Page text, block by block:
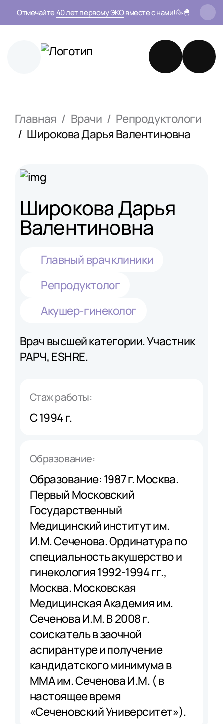
Отмечайте 40 лет первому ЭКОвместе с нами!🥳🐣
Главная Врачи
Репродуктологи
Широкова Дарья Валентиновна
Широкова Дарья
Валентиновна
Главный врач клиники
Репродуктолог
Акушер-гинеколог
Врач высшей категории. Участник
РАРЧ, ESHRE.
Стаж работы:
С 1994 г.
Образование:
Образование: 1987 г. Москва.
Первый Московский
Государственный
Медицинский институт им.
И.М. Сеченова. Ординатура по
специальность акушерство и
гинекология 1992-1994 гг.,
Москва. Московская
Медицинская Академия им.
Сеченова И.М. В 2008 г.
соискатель в заочной
аспирантуре и получение
кандидатского минимума в
ММА им. Сеченова И.М. ( в
настоящее время
«Сеченовский Университет»).